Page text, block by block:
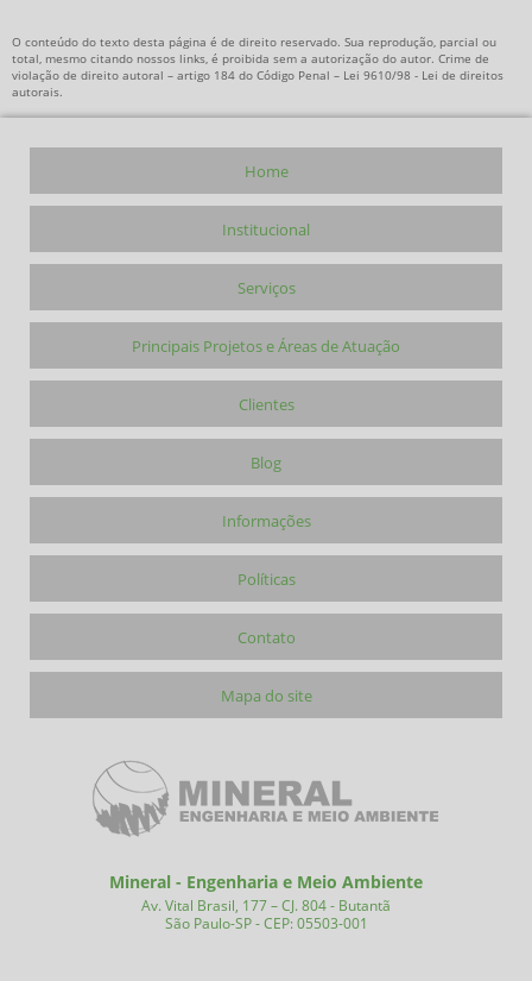
O conteúdo do texto desta página é de direito reservado. Sua reprodução, parcial ou
total, mesmo citando nossos links, é proibida sem a autorização do autor. Crime de
violação de direito autoral – artigo 184 do Código Penal – Lei 9610/98 - Lei de direitos
autorais.
Home
Institucional
Serviços
Principais Projetos e Áreas de Atuação
Clientes
Blog
Informações
Políticas
Contato
Mapa do site
Mineral - Engenharia e Meio Ambiente
Av. Vital Brasil, 177 – CJ. 804 - Butantã
São Paulo-SP - CEP: 05503-001